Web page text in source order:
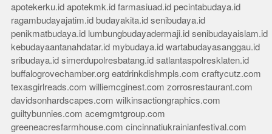
apotekerku.id apotekmk.id farmasiuad.id pecintabudaya.id
ragambudayajatim.id budayakita.id senibudaya.id
penikmatbudaya.id lumbungbudayadermaji.id senibudayaislam.id
kebudayaantanahdatar.id mybudaya.id wartabudayasanggau.id
sribudaya.id simerdupolresbatang.id satlantaspolresklaten.id
buffalogrovechamber.org eatdrinkdishmpls.com craftycutz.com
texasgirlreads.com williemcginest.com zorrosrestaurant.com
davidsonhardscapes.com wilkinsactiongraphics.com
guiltybunnies.com acemgmtgroup.com
greeneacresfarmhouse.com cincinnatiukrainianfestival.com